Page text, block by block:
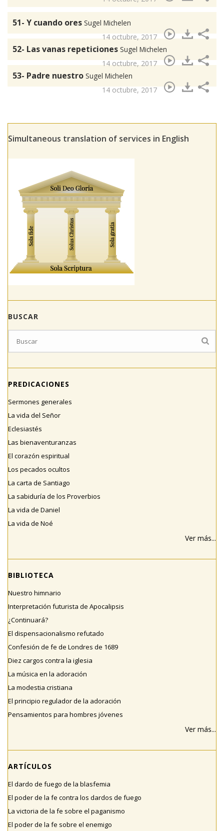
51- Y cuando ores Sugel Michelen
14 octubre, 2017
52- Las vanas repeticiones Sugel Michelen
14 octubre, 2017
53- Padre nuestro Sugel Michelen
14 octubre, 2017
Simultaneous translation of services in English
BUSCAR
PREDICACIONES
Sermones generales
La vida del Señor
Eclesiastés
Las bienaventuranzas
El corazón espiritual
Los pecados ocultos
La carta de Santiago
La sabiduría de los Proverbios
La vida de Daniel
La vida de Noé
Ver más...
BIBLIOTECA
Nuestro himnario
Interpretación futurista de Apocalipsis
¿Continuará?
El dispensacionalismo refutado
Confesión de fe de Londres de 1689
Diez cargos contra la iglesia
La música en la adoración
La modestia cristiana
El principio regulador de la adoración
Pensamientos para hombres jóvenes
Ver más...
ARTÍCULOS
El dardo de fuego de la blasfemia
El poder de la fe contra los dardos de fuego
La victoria de la fe sobre el paganismo
El poder de la fe sobre el enemigo